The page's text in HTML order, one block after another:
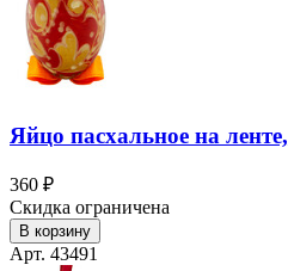
Яйцо пасхальное на
360 ₽
Скидка ограничена
В корзину
Арт. 43491